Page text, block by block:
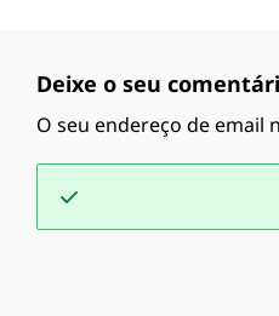
Deixe o seu
O seu endereço de email